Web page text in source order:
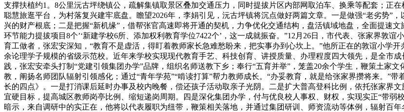
支撑扶植约1。8公里沅古坪绕镇公，疏解集镇取景区叠加交通压力，同时提拔片区内部网取泊车、换乘等配套；正
聪慧旅逛平台，为村落复兴建牢底盘。瞻望2026年，李娟引见，沅古坪镇将沉点做好两篇文章。一是做强“老劣势”
兴的财产根底；二是把握“新机缘”，借帮张官高速即将开通的契机，力争优化交通结构，盘活镇域地盘，全面提速
环节能力提拔项目8个’‘新建学校6所、添加权利教育学位7422个’，这一成就振奋。”12月26日，市代表、张家界敦
育工做者，张宏安深知，“教育不是虚活，得盯着教师家长急难愁盼来，把实事办到心坎上。”他所正在的敦谊小学
余论理学子规模的省级示范校。近年来学校实现现代教育手艺、科技创育、讲授质量、办理程度四大领先，是全市
践，张宏安牵头打制“党建引领集团办学”品牌，组织名师送教下乡；奉行“五育并举”，笼盖20余个学生，鞭策土家
教，阐扬名师团队辐射引领感化；通过“青年学苑”“啃读打算”帮力教师成长。“办妥教育，就是给张家界攒将来。”
长的四点》。一是打消课后延时办事及校内晚餐，偿还孩子活动取亲子光阴。二是扩大普高登科比例，依托张家界
宜硬目标，提高城区教师岗亭比例、缩短递岗周期。四是深化集团办学，付与优良校人事权、财权，实现实正“带弱
暗示，来自调研中的实正在，他将以代表履职为纽带，鞭策相关落地，并通过集团研训、师资流动等体例，辐射百